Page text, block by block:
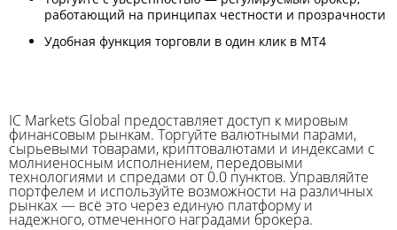
работающий на принципах честности и прозрачности
Удобная функция торговли в один клик в MT4
IC Markets Global предоставляет доступ к мировым
финансовым рынкам. Торгуйте валютными парами,
сырьевыми товарами, криптовалютами и индексами с
молниеносным исполнением, передовыми
технологиями и спредами от 0.0 пунктов. Управляйте
портфелем и используйте возможности на различных
рынках — всё это через единую платформу и
надежного, отмеченного наградами брокера.